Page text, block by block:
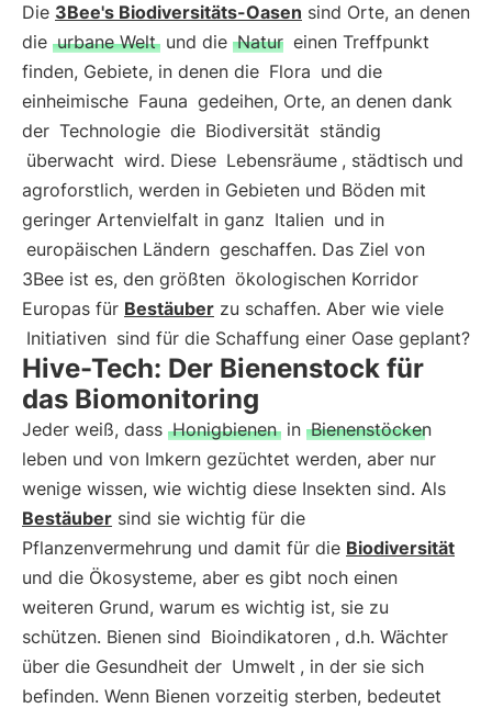
Die 3Bee's Biodiversitäts-Oasen sind Orte, an denen
die urbane Welt und die Natur einen Treffpunkt
finden, Gebiete, in denen die Flora und die
einheimische Fauna gedeihen, Orte, an denen dank
der Technologie die Biodiversität ständig
überwacht wird. Diese Lebensräume , städtisch und
agroforstlich, werden in Gebieten und Böden mit
geringer Artenvielfalt in ganz Italien und in
europäischen Ländern geschaffen. Das Ziel von
3Bee ist es, den größten ökologischen Korridor
Europas für Bestäuber zu schaffen. Aber wie viele
Initiativen sind für die Schaffung einer Oase geplant?
Hive-Tech: Der Bienenstock für
das Biomonitoring
Jeder weiß, dass Honigbienen in Bienenstöcken
leben und von Imkern gezüchtet werden, aber nur
wenige wissen, wie wichtig diese Insekten sind. Als
Bestäuber sind sie wichtig für die
Pflanzenvermehrung und damit für die Biodiversität
und die Ökosysteme, aber es gibt noch einen
weiteren Grund, warum es wichtig ist, sie zu
schützen. Bienen sind Bioindikatoren , d.h. Wächter
über die Gesundheit der Umwelt , in der sie sich
befinden. Wenn Bienen vorzeitig sterben, bedeutet